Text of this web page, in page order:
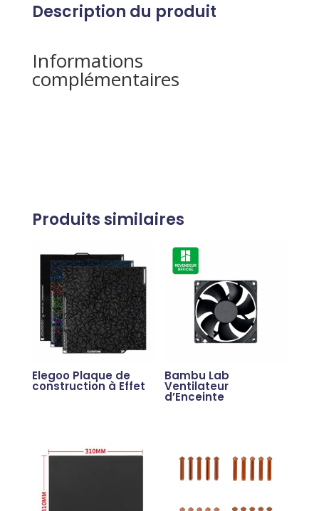
Description du produit
Informations
complémentaires
Produits similaires
Elegoo Plaque de
construction à Effet
Bambu Lab
Ventilateur
d’Enceinte